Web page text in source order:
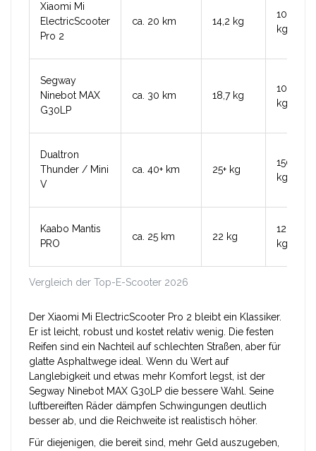
Vergleich der Top-E-Scooter 2026
Xiaomi Mi
ElectricScooter
Pro 2
ca. 20 km 14,2 kg
100
kg
Segway
Ninebot MAX
G30LP
ca. 30 km 18,7 kg
100
kg
Dualtron
Thunder / Mini
V
ca. 40+ km 25+ kg
150
kg
Kaabo Mantis
PRO
ca. 25 km 22 kg
120
kg
Der Xiaomi Mi ElectricScooter Pro 2 bleibt ein Klassiker.
Er ist leicht, robust und kostet relativ wenig. Die festen
Reifen sind ein Nachteil auf schlechten Straßen, aber für
glatte Asphaltwege ideal. Wenn du Wert auf
Langlebigkeit und etwas mehr Komfort legst, ist der
Segway Ninebot MAX G30LP die bessere Wahl. Seine
luftbereiften Räder dämpfen Schwingungen deutlich
besser ab, und die Reichweite ist realistisch höher.
Für diejenigen, die bereit sind, mehr Geld auszugeben,